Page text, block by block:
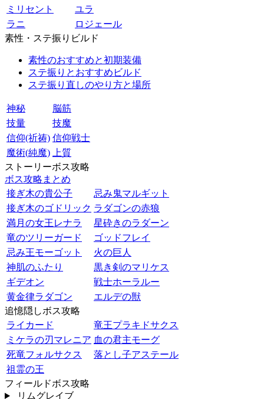
ミリセント
ユラ
ラニ
ロジェール
素性・ステ振りビルド
素性のおすすめと初期装備
ステ振りとおすすめビルド
ステ振り直しのやり方と場所
神秘
脳筋
技量
技魔
信仰(祈祷) 信仰戦士
魔術(純魔)
上質
ストーリーボス攻略
ボス攻略まとめ
接ぎ木の貴公子
忌み鬼マルギット
接ぎ木のゴドリック ラダゴンの赤狼
満月の女王レナラ
星砕きのラダーン
竜のツリーガード
ゴッドフレイ
忌み王モーゴット
火の巨人
神肌のふたり
黒き剣のマリケス
ギデオン
戦士ホーラルー
黄金律ラダゴン
エルデの獣
追憶隠しボス攻略
ライカード
竜王プラキドサクス
ミケラの刃マレニア 血の君主モーグ
死竜フォルサクス
落とし子アステール
祖霊の王
フィールドボス攻略
リムグレイブ